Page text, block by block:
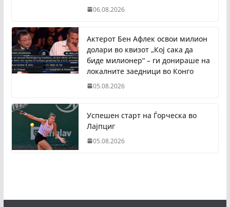
06.08.2026
Актерот Бен Афлек освои милион
долари во квизот „Кој сака да
биде милионер“ – ги донираше на
локалните заедници во Конго
05.08.2026
Успешен старт на Ѓорческа во
Лајпциг
05.08.2026